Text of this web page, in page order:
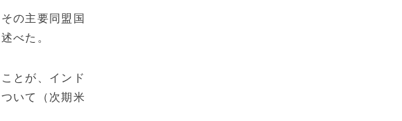
の主要同盟国
べた。
とが、インド
いて（次期米